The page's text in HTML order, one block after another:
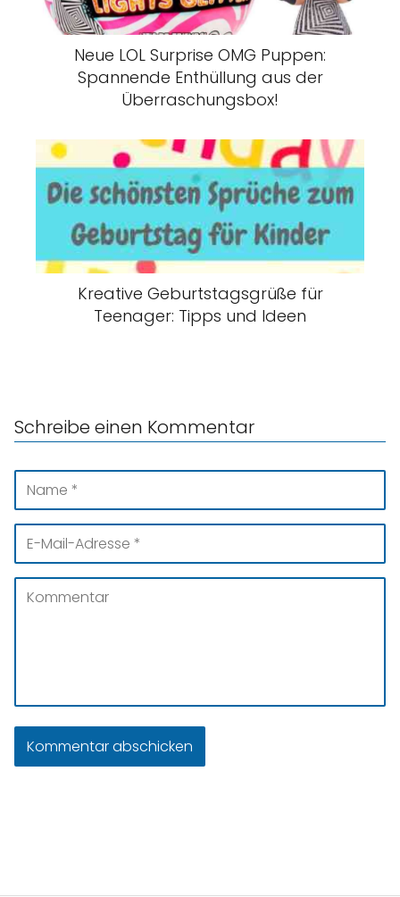
Neue LOL Surprise OMG Puppen:
Spannende Enthüllung aus der
Überraschungsbox!
Kreative Geburtstagsgrüße für
Teenager: Tipps und Ideen
Schreibe einen Kommentar